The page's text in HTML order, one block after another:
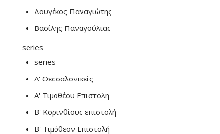
Δουγέκος Παναγιώτης
Βασίλης Παναγούλιας
series
series
Α' Θεσσαλονικείς
Α' Τιμοθέου Επιστολη
Β' Κορινθίους επιστολή
Β' Τιμόθεον Επιστολή